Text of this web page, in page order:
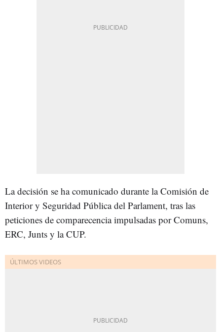
La decisión se ha comunicado durante la Comisión de
Interior y Seguridad Pública del Parlament, tras las
peticiones de comparecencia impulsadas por Comuns,
ERC, Junts y la CUP.